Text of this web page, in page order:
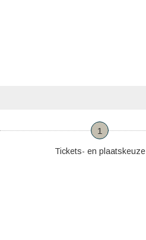
1
Tickets- en plaatskeuze